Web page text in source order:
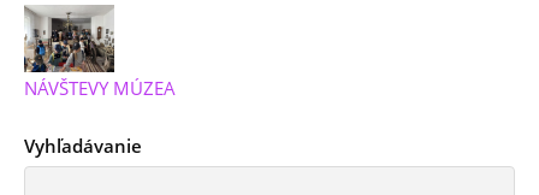
NÁVŠTEVY MÚZEA
Vyhľadávanie